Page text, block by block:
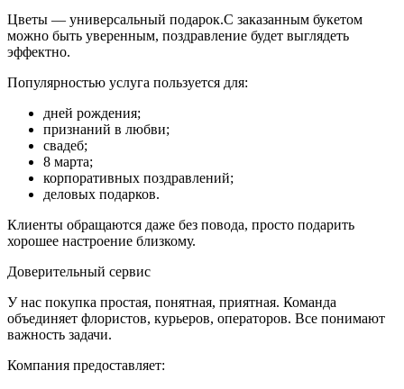
Цветы — универсальный подарок.С заказанным букетом
можно быть уверенным, поздравление будет выглядеть
эффектно.
Популярностью услуга пользуется для:
дней рождения;
признаний в любви;
свадеб;
8 марта;
корпоративных поздравлений;
деловых подарков.
Клиенты обращаются даже без повода, просто подарить
хорошее настроение близкому.
Доверительный сервис
У нас покупка простая, понятная, приятная. Команда
объединяет флористов, курьеров, операторов. Все понимают
важность задачи.
Компания предоставляет: